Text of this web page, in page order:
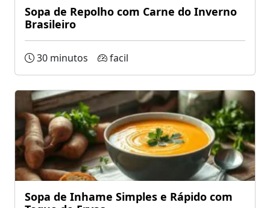
Sopa de Repolho com Carne do Inverno
Brasileiro
30 minutos facil
Sopa de Inhame Simples e Rápido com